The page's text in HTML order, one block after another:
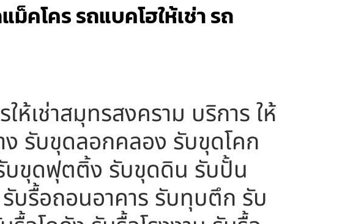
ม็คโคร รถแบคโฮให้เช่า รถ
ห้เช่าสมุทรสงคราม บริการ ให้
ง รับขุดลอกคลอง รับขุดโคก
บขุดฟุตติ้ง รับขุดดิน รับปั้น
บรื้อถอนอาคาร รับทุบตึก รับ